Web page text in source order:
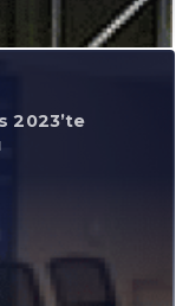
2023’te